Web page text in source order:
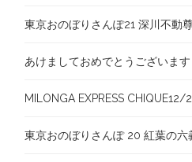
東京おのぼりさんぽ21 深川不動
あけましておめでとうございます
MILONGA EXPRESS CHIQUE12/
東京おのぼりさんぽ 20 紅葉の六